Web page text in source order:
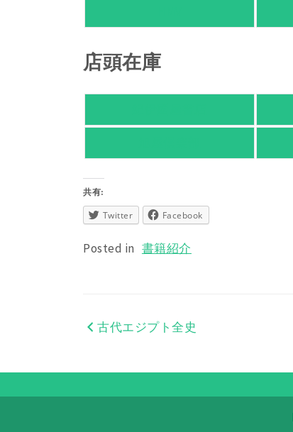
店頭在庫
共有:
Twitter Facebook
Posted in 書籍紹介
投古代エジプト全史